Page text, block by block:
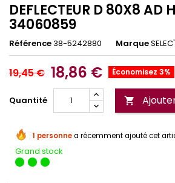
DEFLECTEUR D 80X8 AD
34060859
Référence38-5242880 Marque
19,45 € 18,86 € Économisez 3%
Quantité 
1 personnea récemment ajouté cet
Grand stock